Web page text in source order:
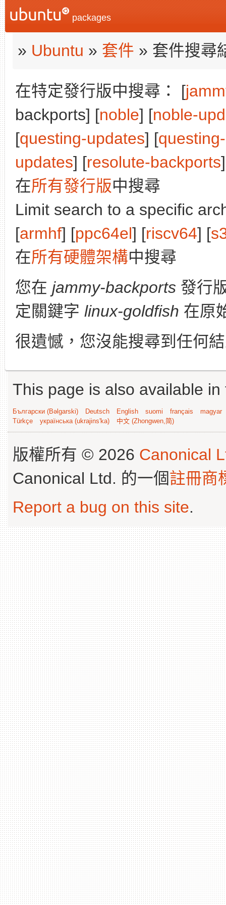
packages
» Ubuntu » 套件 » 套件搜尋
在特定發行版中搜尋： [
backports] [noble] [noble-
[questing-updates] [
updates] [resolute-backports
在所有發行版中搜尋
Limit search to a specific
[armhf] [ppc64el] [riscv64] [
在所有硬體架構中搜尋
您在 jammy-backports 發行
定關鍵字 linux-goldfish 在原
很遺憾，您沒能搜尋到任何
This page is also available
Български (Bəlgarski) Deutsch English suomi français
magyar
Türkçe
українська (ukrajins'ka) 中文 (Zhongwen,简)
版權所有 © 2026 Canonical
Canonical Ltd. 的一個註冊商
Report a bug on this site.